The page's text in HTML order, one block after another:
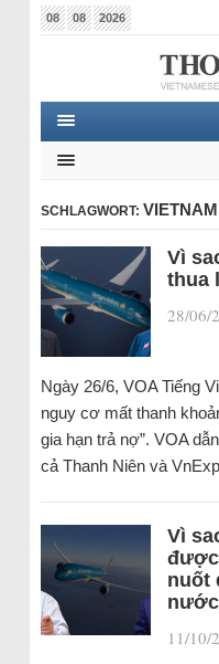
08 08 2026
SCHLAGWORT:
Vì
thua
28/06/
Ngày 26/6, VOA Tiếng
nguy cơ mất thanh
gia hạn trả nợ”. VOA
cả Thanh Niên và
Vì
được
nuốt
11/10/